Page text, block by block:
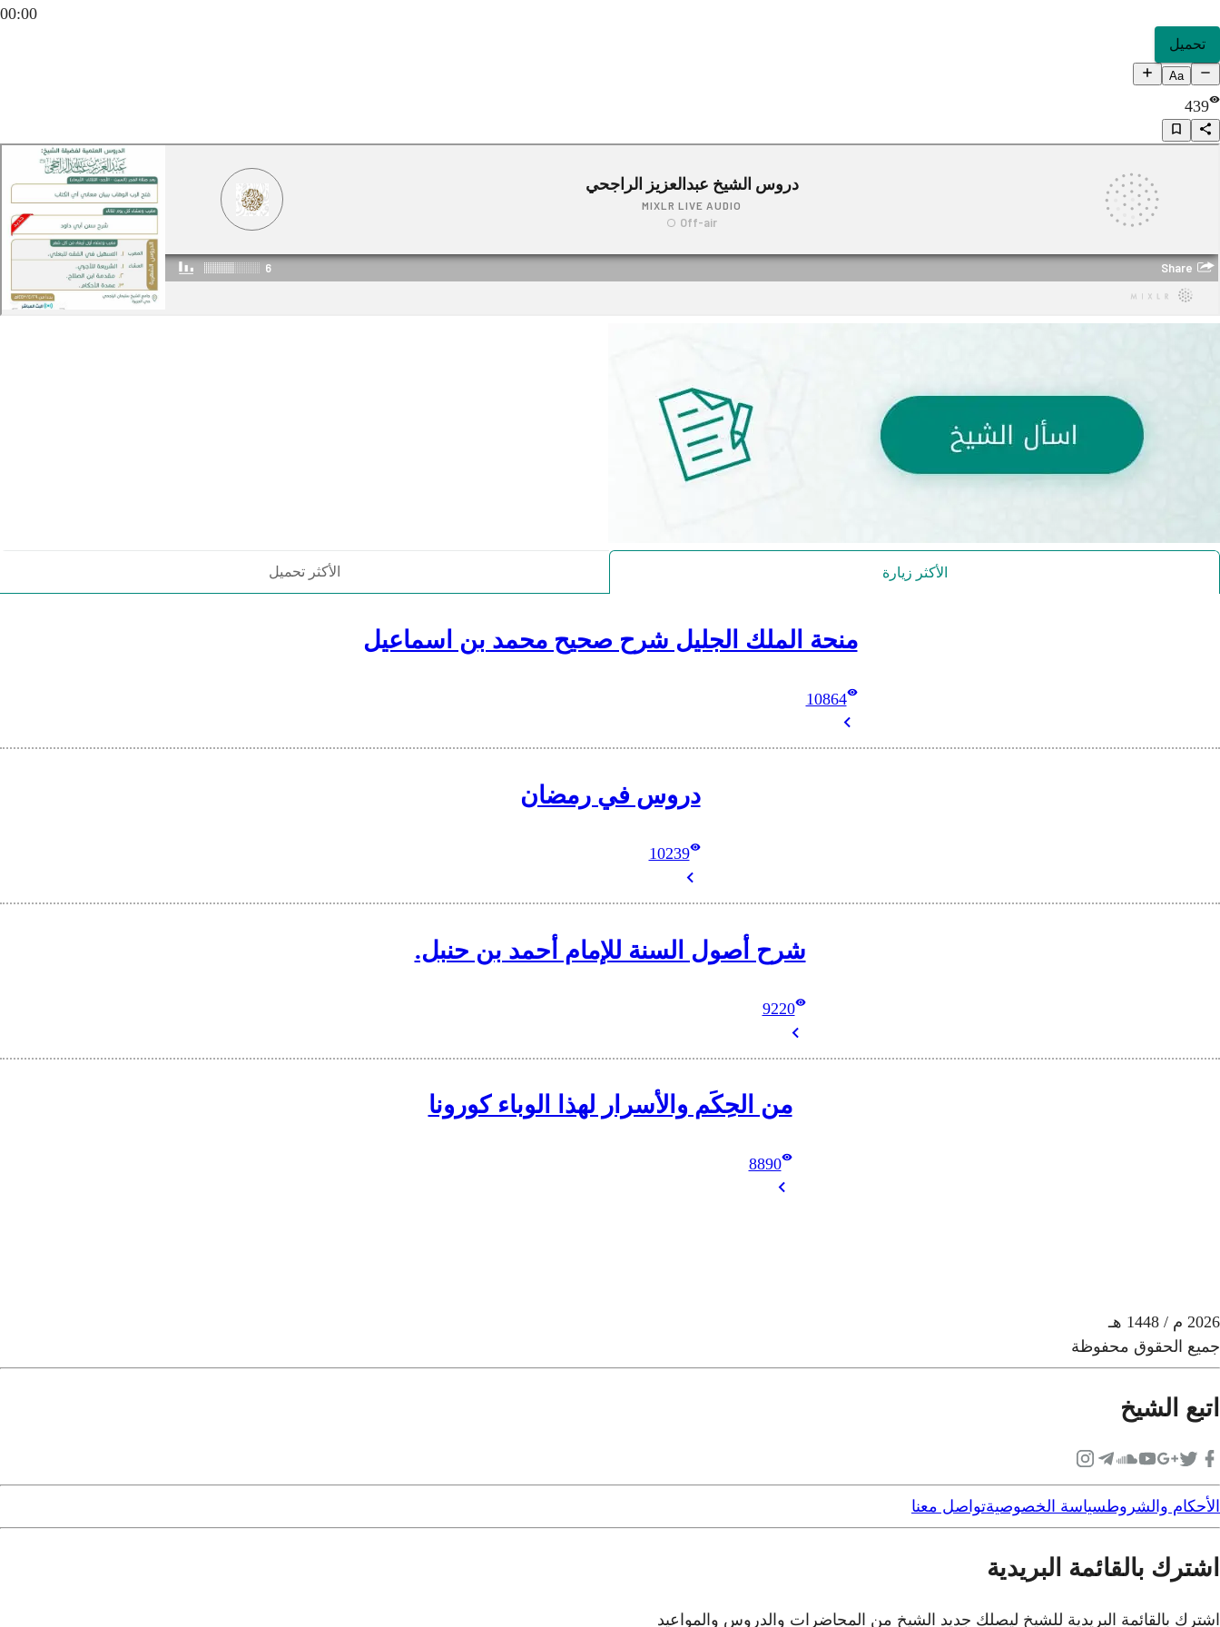
00:00
تحميل
Aa
439
الأكثر زيارة الأكثر تحميل
منحة الملك الجليل شرح صحيح محمد بن اسماعيل
10864
دروس في رمضان
10239
شرح أصول السنة للإمام أحمد بن حنبل.
9220
من الحِكَم والأسرار لهذا الوباء كورونا
8890
2026 م / 1448 هـ
جميع الحقوق محفوظة
اتبع الشيخ
الأحكام والشروطسياسة الخصوصيةتواصل معنا
اشترك بالقائمة البريدية
اشترك بالقائمة البريدية للشيخ ليصلك جديد الشيخ من المحاضرات والدروس والمواعيد